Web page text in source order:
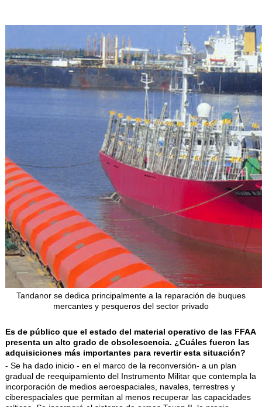
Tandanor se dedica principalmente a la reparación de buques
mercantes y pesqueros del sector privado
Es de público que el estado del material operativo de las FFAA
presenta un alto grado de obsolescencia. ¿Cuáles fueron las
adquisiciones más importantes para revertir esta situación?
- Se ha dado inicio - en el marco de la reconversión- a un plan
gradual de reequipamiento del Instrumento Militar que contempla la
incorporación de medios aeroespaciales, navales, terrestres y
ciberespaciales que permitan al menos recuperar las capacidades